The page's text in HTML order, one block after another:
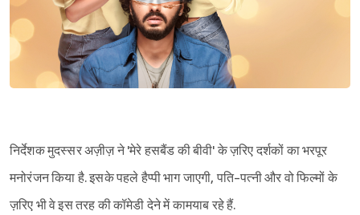
निर्देशक मुदस्सर अज़ीज़ ने 'मेरे हसबैंड की बीवी' के ज़रिए दर्शकों का भरपूर
मनोरंजन किया है. इसके पहले हैप्पी भाग जाएगी, पति-पत्नी और वो फिल्मों के
ज़रिए भी वे इस तरह की कॉमेडी देने में कामयाब रहे हैं.